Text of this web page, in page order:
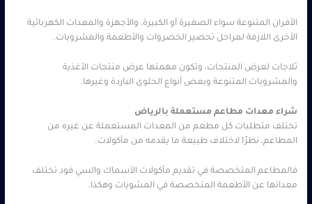
الأفران المتنوعة سواء الصغيرة أو الكبيرة، والأجهزة والمعدات الكهربائية
الأخرى اللازمة لمراحل تحضير الخضروات والأطعمة والمشروبات.
ثلاجات لعرض المنتجات، وتكون مهمتها عرض منتجات الأغذية
والمشروبات المتنوعة وبعض أنواع الحلوى الباردة وغيرها.
شراء معدات مطاعم مستعملة بالرياض
تختلف متطلبات كل مطعم من المعدات المستعملة عن غيره من
المطاعم، نظرًا لاختلاف طبيعة ما يقدمه من مأكولات.
فالمطاعم المتخصصة في تقديم مأكولات الأسماك والسي فود تختلف
معداتها عن الأطعمة المتخصصة في المشويات وهكذا.